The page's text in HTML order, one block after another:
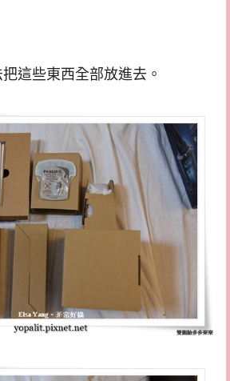
這些東西全部放進去。